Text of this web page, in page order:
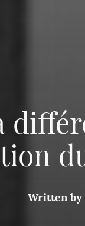
Written by